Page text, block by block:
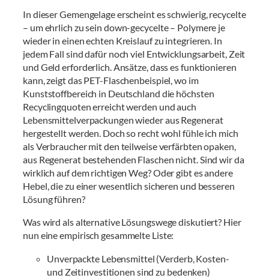
In dieser Gemengelage erscheint es schwierig, recycelte
– um ehrlich zu sein down-gecycelte – Polymere je
wieder in einen echten Kreislauf zu integrieren. In
jedem Fall sind dafür noch viel Entwicklungsarbeit, Zeit
und Geld erforderlich. Ansätze, dass es funktionieren
kann, zeigt das PET-Flaschenbeispiel, wo im
Kunststoffbereich in Deutschland die höchsten
Recyclingquoten erreicht werden und auch
Lebensmittelverpackungen wieder aus Regenerat
hergestellt werden. Doch so recht wohl fühle ich mich
als Verbraucher mit den teilweise verfärbten opaken,
aus Regenerat bestehenden Flaschen nicht. Sind wir da
wirklich auf dem richtigen Weg? Oder gibt es andere
Hebel, die zu einer wesentlich sicheren und besseren
Lösung führen?
Was wird als alternative Lösungswege diskutiert? Hier
nun eine empirisch gesammelte Liste:
Unverpackte Lebensmittel (Verderb, Kosten-
und Zeitinvestitionen sind zu bedenken)